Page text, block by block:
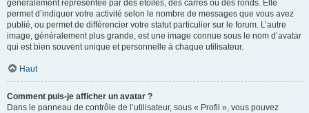
généralement représentée par des étoiles, des carrés ou des ronds. Elle
permet d’indiquer votre activité selon le nombre de messages que vous avez
publié, ou permet de différencier votre statut particulier sur le forum. L’autre
image, généralement plus grande, est une image connue sous le nom d’avatar
qui est bien souvent unique et personnelle à chaque utilisateur.
Haut
Comment puis-je afficher un avatar ?
Dans le panneau de contrôle de l’utilisateur, sous « Profil », vous pouvez